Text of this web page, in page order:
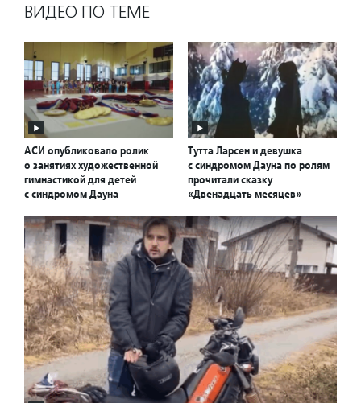
ВИДЕО ПО ТЕМЕ
АСИ опубликовало ролик
о занятиях художественной
гимнастикой для детей
с синдромом Дауна
Тутта Ларсен и девушка
с синдромом Дауна по ролям
прочитали сказку
«Двенадцать месяцев»